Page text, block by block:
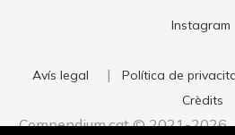
Instagram
Avís legal | Política de
Crèdits
Compendium.cat © 2021-